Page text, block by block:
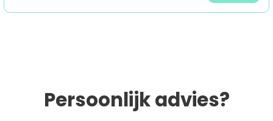
Persoonlijk advies?